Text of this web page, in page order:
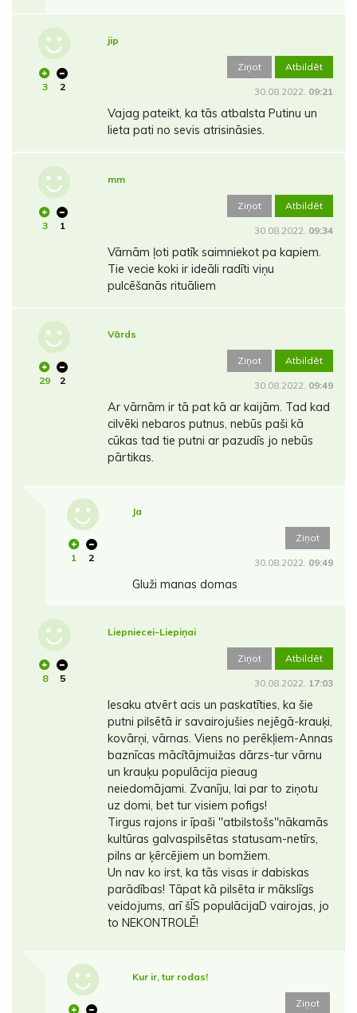
3 2
jip
Ziņot Atbildēt
30.08.2022. 09:21
Vajag pateikt, ka tās atbalsta Putinu un
lieta pati no sevis atrisināsies.
3 1
mm
Ziņot Atbildēt
30.08.2022. 09:34
Vārnām ļoti patīk saimniekot pa kapiem.
Tie vecie koki ir ideāli radīti viņu
pulcēšanās rituāliem
29 2
Vārds
Ziņot Atbildēt
30.08.2022. 09:49
Ar vārnām ir tā pat kā ar kaijām. Tad kad
cilvēki nebaros putnus, nebūs paši kā
cūkas tad tie putni ar pazudīs jo nebūs
pārtikas.
1 2
Ja
Ziņot
30.08.2022. 09:49
Gluži manas domas
8 5
Liepniecei-Liepiņai
Ziņot Atbildēt
30.08.2022. 17:03
Iesaku atvērt acis un paskatīties, ka šie
putni pilsētā ir savairojušies nejēgā-krauķi,
kovārņi, vārnas. Viens no perēkļiem-Annas
baznīcas mācītājmuižas dārzs-tur vārnu
un krauķu populācija pieaug
neiedomājami. Zvanīju, lai par to ziņotu
uz domi, bet tur visiem pofigs!
Tirgus rajons ir īpaši ''atbilstošs''nākamās
kultūras galvaspilsētas statusam-netīrs,
pilns ar ķērcējiem un bomžiem.
Un nav ko irst, ka tās visas ir dabiskas
parādības! Tāpat kā pilsēta ir mākslīgs
veidojums, arī šĪS populācijaD vairojas, jo
to NEKONTROLĒ!
Kur ir, tur rodas!
Ziņot